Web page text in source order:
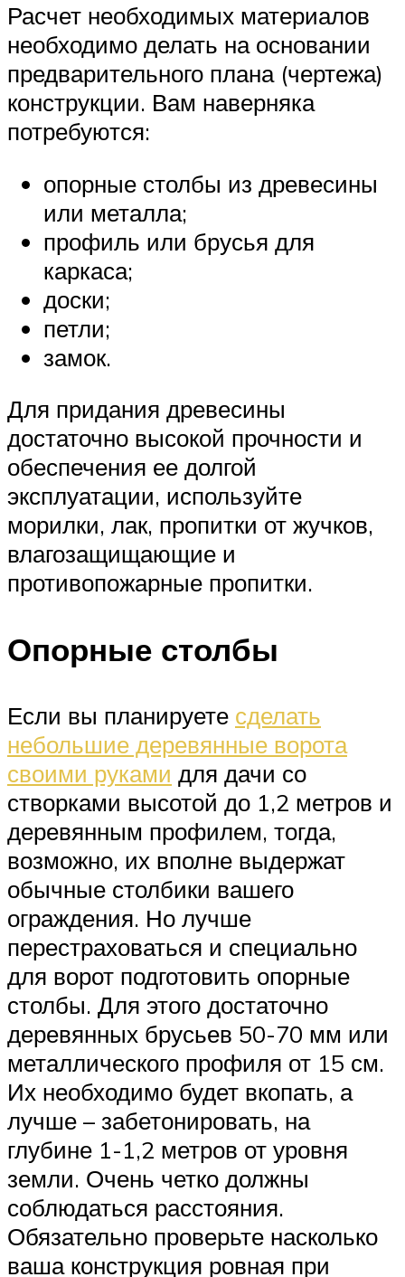
Расчет необходимых материалов
необходимо делать на основании
предварительного плана (чертежа)
конструкции. Вам наверняка
потребуются:
опорные столбы из древесины
или металла;
профиль или брусья для
каркаса;
доски;
петли;
замок.
Для придания древесины
достаточно высокой прочности и
обеспечения ее долгой
эксплуатации, используйте
морилки, лак, пропитки от жучков,
влагозащищающие и
противопожарные пропитки.
Опорные столбы
Если вы планируете сделать
небольшие деревянные ворота
своими руками для дачи со
створками высотой до 1,2 метров и
деревянным профилем, тогда,
возможно, их вполне выдержат
обычные столбики вашего
ограждения. Но лучше
перестраховаться и специально
для ворот подготовить опорные
столбы. Для этого достаточно
деревянных брусьев 50-70 мм или
металлического профиля от 15 см.
Их необходимо будет вкопать, а
лучше – забетонировать, на
глубине 1-1,2 метров от уровня
земли. Очень четко должны
соблюдаться расстояния.
Обязательно проверьте насколько
ваша конструкция ровная при